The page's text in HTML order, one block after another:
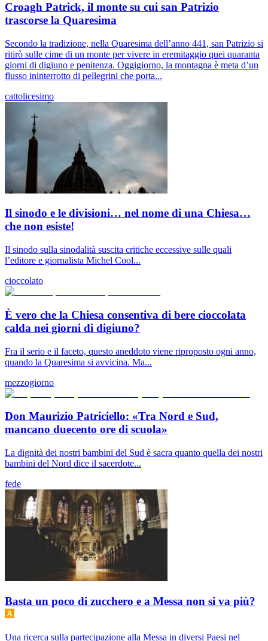
Croagh Patrick, il monte su cui san Patrizio
trascorse la Quaresima
Secondo la tradizione, nella Quaresima dell’anno 441, san Patrizio si
ritirò sulle cime di un monte per vivere in eremitaggio quei quaranta
giorni di digiuno e penitenza. Oggigiorno, la montagna è meta d’un
flusso ininterrotto di pellegrini che porta...
cattolicesimo
Il sinodo e le divisioni… nel nome di una Chiesa…
che non esiste!
Il sinodo sulla sinodalità suscita critiche eccessive sulle quali
l’editore e giornalista Michel Cool...
cioccolato
È vero che la Chiesa consentiva di bere cioccolata
calda nei giorni di digiuno?
Fra il serio e il faceto, questo aneddoto viene riproposto ogni anno,
quando la Quaresima si avvicina. Ma...
mezzogiorno
Don Maurizio Patriciello: «Tra Nord e Sud,
mancano duecento ore di scuola»
La dignità dei nostri bambini del Sud è sacra quanto quella dei nostri
bambini del Nord dice il sacerdote...
fede
Basta un poco di zucchero e a Messa non si va più?
Una ricerca sulla partecipazione alla Messa in diversi Paesi nel